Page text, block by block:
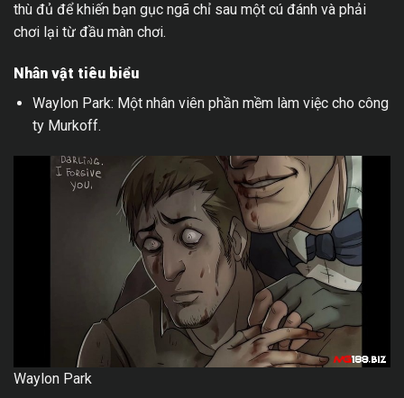
thù đủ để khiến bạn gục ngã chỉ sau một cú đánh và phải
chơi lại từ đầu màn chơi.
Nhân vật tiêu biểu
Waylon Park: Một nhân viên phần mềm làm việc cho công
ty Murkoff.
Waylon Park